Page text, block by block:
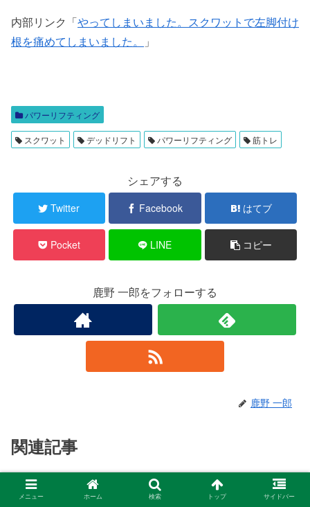
内部リンク「やってしまいました。スクワットで左脚付け
根を痛めてしまいました。
」
パワーリフティング
スクワット デッドリフト パワーリフティング 筋トレ
シェアする
Twitter Facebook はてブ
Pocket LINE コピー
鹿野 一郎をフォローする
鹿野 一郎
関連記事
パワーリフティング パワーリフティング関東大会を振
り返って
メニュー ホーム 検索 トップ サイドバー